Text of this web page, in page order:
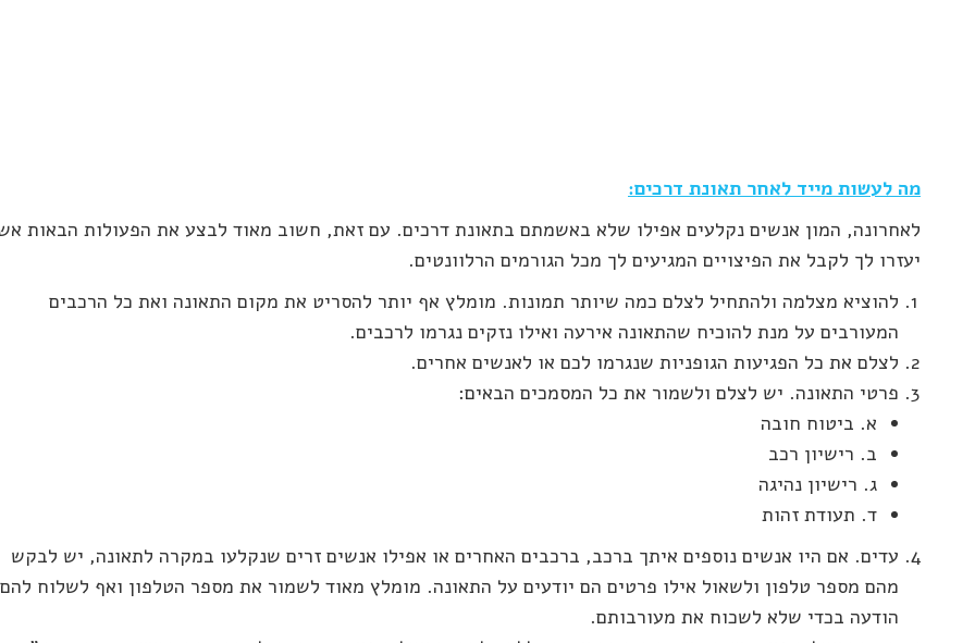
מה לעשות מייד לאחר תאונת דרכים:
לאחרונה, המון אנשים נקלעים אפילו שלא באשמתם בתאונת דרכים. עם זאת, חשוב מאוד לבצע את הפעולות הבאות
יעזרו לך לקבל את הפיצויים המגיעים לך מכל הגורמים הרלוונטים.
להוציא מצלמה ולהתחיל לצלם כמה שיותר תמונות. מומלץ אף יותר להסריט את מקום התאונה ואת כל הרכבים
המעורבים על מנת להוכיח שהתאונה אירעה ואילו נזקים נגרמו לרכבים.
לצלם את כל הפגיעות הגופניות שנגרמו לכם או לאנשים אחרים.
פרטי התאונה. יש לצלם ולשמור את כל המסמכים הבאים:
א. ביטוח חובה
ב. רישיון רכב
ג. רישיון נהיגה
ד. תעודת זהות
עדים. אם היו אנשים נוספים איתך ברכב, ברכבים האחרים או אפילו אנשים זרים שנקלעו במקרה לתאונה, יש לבקש
מהם מספר טלפון ולשאול אילו פרטים הם יודעים על התאונה. מומלץ מאוד לשמור את מספר הטלפון ואף לשלוח להם
הודעה בכדי שלא לשכוח את מעורבותם.